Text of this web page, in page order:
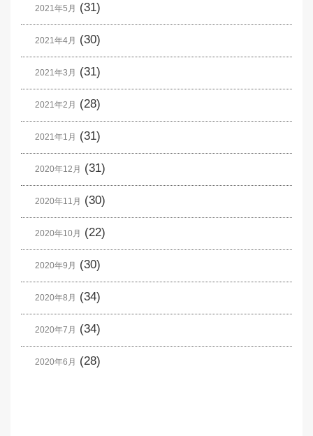
2021年5月 (31)
2021年4月 (30)
2021年3月 (31)
2021年2月 (28)
2021年1月 (31)
2020年12月 (31)
2020年11月 (30)
2020年10月 (22)
2020年9月 (30)
2020年8月 (34)
2020年7月 (34)
2020年6月 (28)